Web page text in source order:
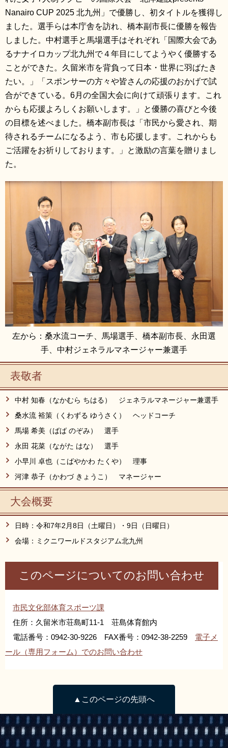
Nanairo CUP 2025 北九州」で優勝し、初タイトルを獲得し
ました。選手らは本庁舎を訪れ、橋本副市長に優勝を報告
しました。中村選手と馬場選手はそれぞれ「国際大会であ
るナナイロカップ北九州で４年目にしてようやく優勝する
ことができた。久留米市を背負って日本・世界に羽ばたき
たい。」「スポンサーの方々や皆さんの応援のおかげで試
合ができている。6月の全国大会に向けて頑張ります。これ
からも応援よろしくお願いします。」と優勝の喜びと今後
の目標を述べました。橋本副市長は「市民から愛され、期
待されるチームになるよう、市も応援します。これからも
ご活躍をお祈りしております。」と激励の言葉を贈りまし
た。
左から：桑水流コーチ、馬場選手、橋本副市長、永田選
手、中村ジェネラルマネージャー兼選手
表敬者
中村 知春（なかむら ちはる） ジェネラルマネージャー兼選手
桑水流 裕策（くわずる ゆうさく） ヘッドコーチ
馬場 希美（ばば のぞみ） 選手
永田 花菜（ながた はな） 選手
小早川 卓也（こばやかわ たくや） 理事
河津 恭子（かわづ きょうこ） マネージャー
大会概要
日時：令和7年2月8日（土曜日）・9日（日曜日）
会場：ミクニワールドスタジアム北九州
このページについてのお問い合わせ
市民文化部体育スポーツ課
住所：久留米市荘島町11-1 荘島体育館内
電話番号：0942-30-9226 FAX番号：0942-38-2259 電子メ
ール（専用フォーム）でのお問い合わせ
▲このページの先頭へ